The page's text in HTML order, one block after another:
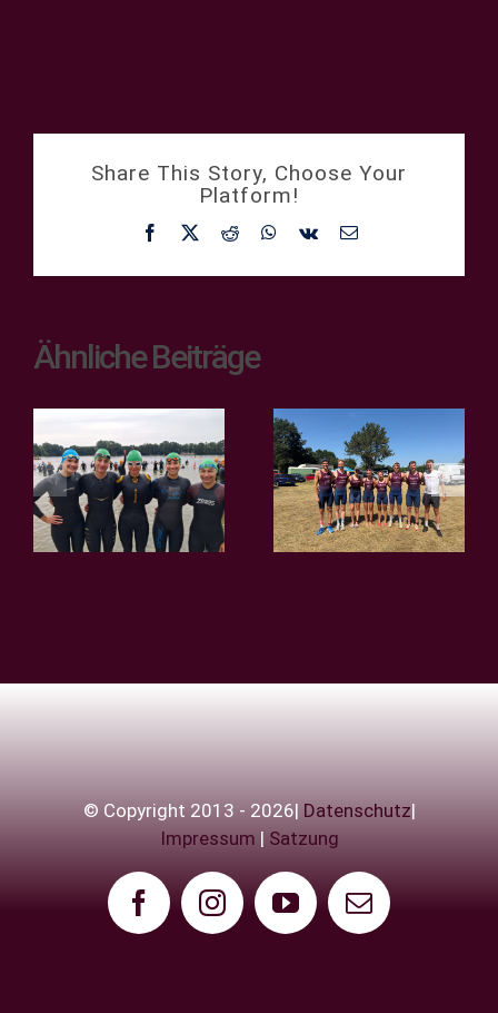
Share This Story, Choose Your
Platform!
Facebook
X RedditWhatsApp
Vk
E-
Ähnliche Beiträge
2. Bundesliga
– Bergfest in
Verl!
Teamsprint
der
Regionalliga
in Rostock
© Copyright 2013 - 2026| Datenschutz|
Impressum | Satzung